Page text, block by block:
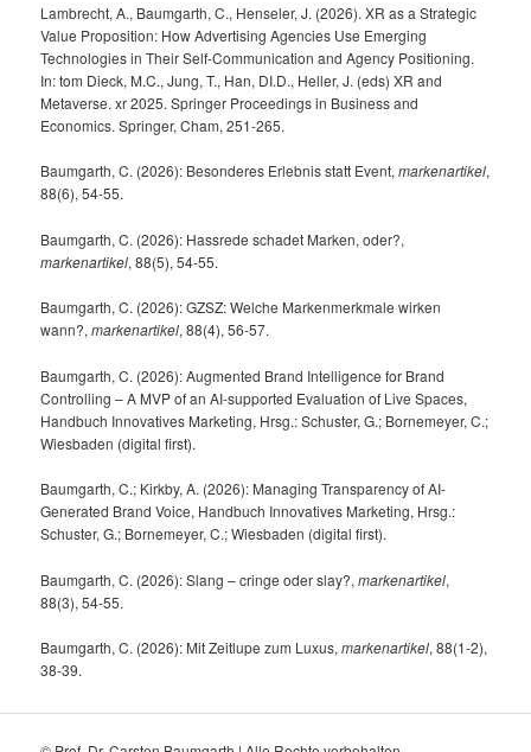
Lambrecht, A., Baumgarth, C., Henseler, J. (2026). XR as a Strategic
Value Proposition: How Advertising Agencies Use Emerging
Technologies in Their Self-Communication and Agency Positioning.
In: tom Dieck, M.C., Jung, T., Han, DI.D., Heller, J. (eds) XR and
Metaverse. xr 2025. Springer Proceedings in Business and
Economics. Springer, Cham, 251-265.
Baumgarth, C. (2026): Besonderes Erlebnis statt Event,markenartikel,
88(6), 54-55.
Baumgarth, C. (2026): Hassrede schadet Marken, oder?,
markenartikel, 88(5), 54-55.
Baumgarth, C. (2026): GZSZ: Welche Markenmerkmale wirken
wann?,markenartikel, 88(4), 56-57.
Baumgarth, C. (2026): Augmented Brand Intelligence for Brand
Controlling – A MVP of an AI-supported Evaluation of Live Spaces,
Handbuch Innovatives Marketing, Hrsg.: Schuster, G.; Bornemeyer, C.;
Wiesbaden (digital first).
Baumgarth, C.; Kirkby, A. (2026): Managing Transparency of AI-
Generated Brand Voice, Handbuch Innovatives Marketing, Hrsg.:
Schuster, G.; Bornemeyer, C.; Wiesbaden (digital first).
Baumgarth, C. (2026): Slang – cringe oder slay?,markenartikel,
88(3), 54-55.
Baumgarth, C. (2026): Mit Zeitlupe zum Luxus,markenartikel, 88(1-2),
38-39.